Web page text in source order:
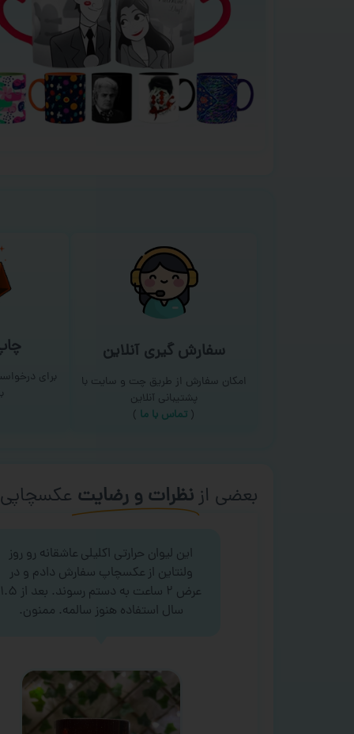
سفارش گیری آنلاین
امکان سفارش از طریق چت و سایت با
پشتیبانی آنلاین
( تماس با ما‌ )
برای
بعضی ازنظرات و رضایت
این لیوان حرارتی اکلیلی عاشقانه رو روز
ولنتاین از عکسچاپ سفارش دادم و در
عرض ۲ ساعت به دستم رسوند. بعد از ۱.۵
سال استفاده هنوز سالمه. ممنون.